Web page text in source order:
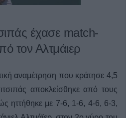
έχασε match-
τον Αλτμάιερ
αναμέτρηση που κράτησε 4,5
αποκλείσθηκε από τους
ηττήθηκε με 7-6, 1-6, 4-6, 6-3,